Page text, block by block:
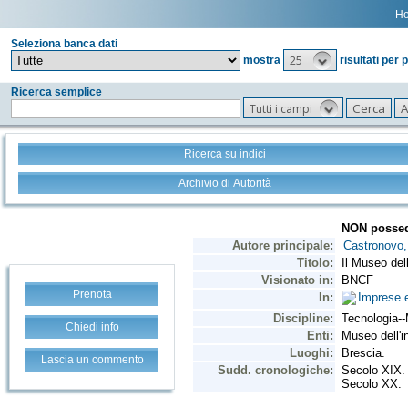
Seleziona banca dati
mostra
25 risultati per
Ricerca semplice
Tutti i campi
Ricerca su indici
Archivio di Autorità
Prenota
Chiedi info
Lascia un commento